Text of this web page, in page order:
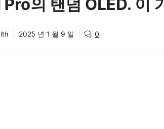
의 탠덤 OLED. 이
2025 년 1 월 9 일 0